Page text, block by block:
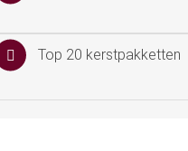
Top 20 kerstpakketten